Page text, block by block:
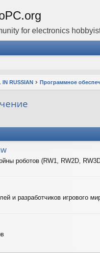
for electronics
IN RUSSIAN Программное
роботов (RW1, RW2D,
и разработчиков игрового